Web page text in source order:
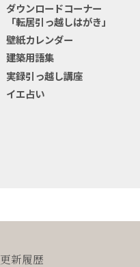
ダウンロードコーナー
「転居引っ越しはがき」
壁紙カレンダー
建築用語集
実録引っ越し講座
イエ占い
更新履歴